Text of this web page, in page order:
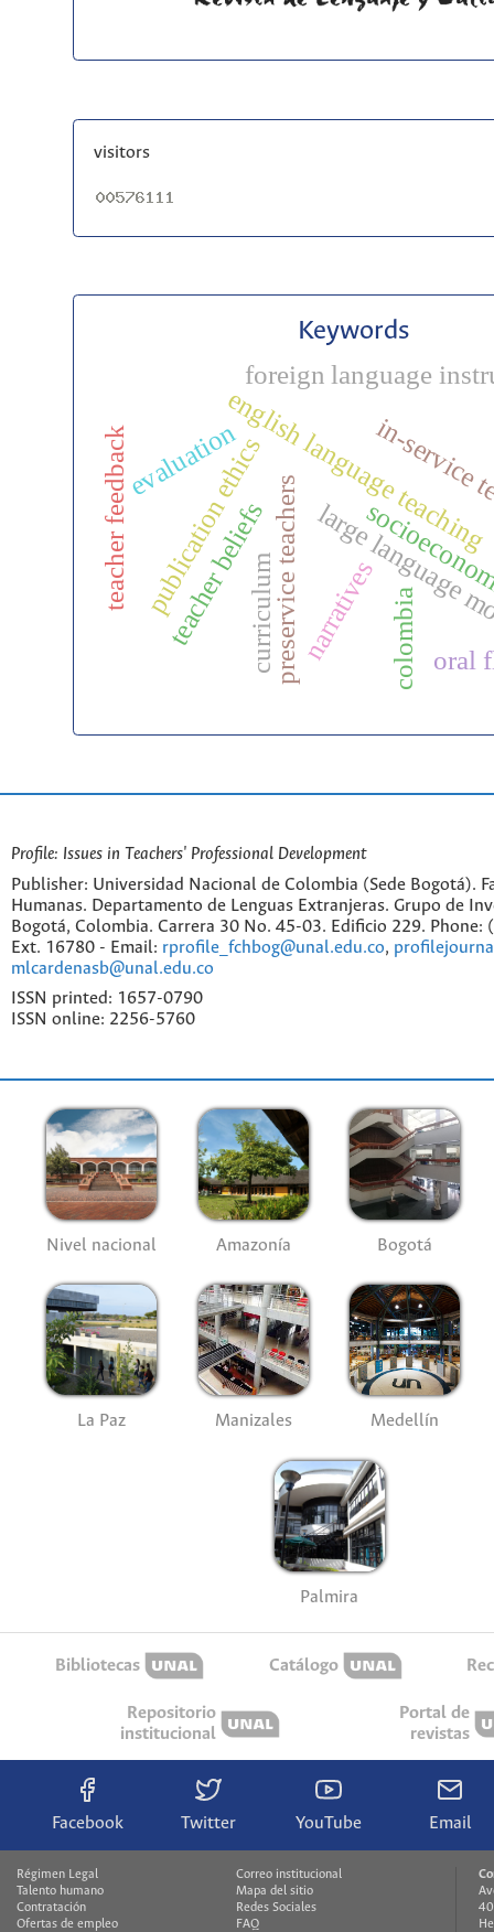
visitors
Keywords
english language teaching
in-
preservice teacherslarge
publication ethics
curriculum
evaluation
foreign language
colombia
narratives
teacher beliefs
teacher feedback
oral
Profile: Issues in Teachers' Professional Development
Publisher: Universidad Nacional de Colombia (Sede Bogotá).
Humanas. Departamento de Lenguas Extranjeras. Grupo de
Bogotá, Colombia. Carrera 30 No. 45-03. Edificio 229. Phone:
Ext. 16780 - Email: rprofile_fchbog@unal.edu.co,
mlcardenasb@unal.edu.co
ISSN printed: 1657-0790
ISSN online: 2256-5760
Nivel nacional Amazonía Bogotá
La Paz Manizales Medellín
Palmira
Bibliotecas Catálogo
Repositorio
institucional
Portal de
revistas
Facebook Twitter YouTube Email
Régimen Legal
Talento humano
Contratación
Ofertas de empleo
Correo institucional
Mapa del sitio
Redes Sociales
FAQ